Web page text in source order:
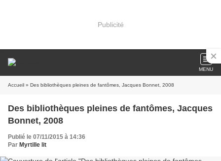
Publicité
MENU
Accueil » Des bibliothèques pleines de fantômes, Jacques Bonnet, 2008
Des bibliothèques pleines de fantômes, Jacques
Bonnet, 2008
Publié le 07/11/2015 à 14:36
Par Myrtille lit